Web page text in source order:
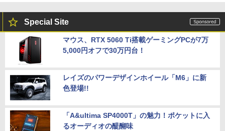
Special Site
マウス、RTX 5060 Ti搭載ゲーミングPCが7万
5,000円オフで30万円台！
レイズのパワーデザインホイール「M6」に新
色登場!!
「A&ultima SP4000T」の魅力！ポケットに入
るオーディオの醍醐味